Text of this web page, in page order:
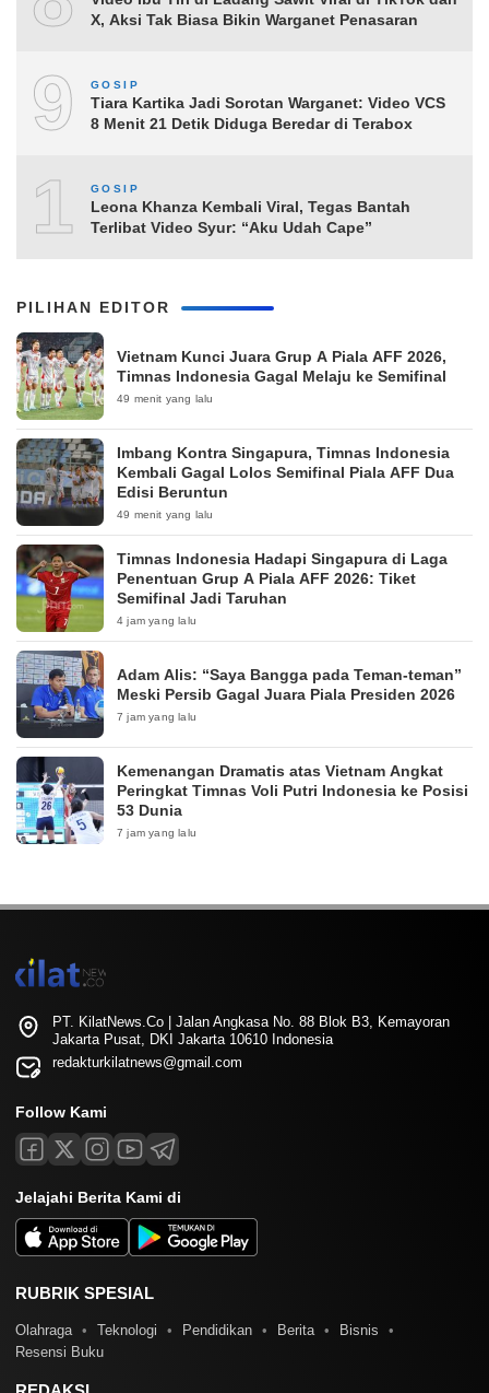
X, Aksi Tak Biasa Bikin Warganet Penasaran
9 GOSIP
Tiara Kartika Jadi Sorotan Warganet: Video VCS
8 Menit 21 Detik Diduga Beredar di Terabox
10
GOSIP
Leona Khanza Kembali Viral, Tegas Bantah
Terlibat Video Syur: “Aku Udah Cape”
PILIHAN EDITOR
Vietnam Kunci Juara Grup A Piala AFF 2026,
Timnas Indonesia Gagal Melaju ke Semifinal
49 menit yang lalu
Imbang Kontra Singapura, Timnas Indonesia
Kembali Gagal Lolos Semifinal Piala AFF Dua
Edisi Beruntun
49 menit yang lalu
Timnas Indonesia Hadapi Singapura di Laga
Penentuan Grup A Piala AFF 2026: Tiket
Semifinal Jadi Taruhan
4 jam yang lalu
Adam Alis: “Saya Bangga pada Teman-teman”
Meski Persib Gagal Juara Piala Presiden 2026
7 jam yang lalu
Kemenangan Dramatis atas Vietnam Angkat
Peringkat Timnas Voli Putri Indonesia ke Posisi
53 Dunia
7 jam yang lalu
PT. KilatNews.Co | Jalan Angkasa No. 88 Blok B3, Kemayoran
Jakarta Pusat, DKI Jakarta 10610 Indonesia
redakturkilatnews@gmail.com
Follow Kami
Jelajahi Berita Kami di
RUBRIK SPESIAL
Olahraga Teknologi Pendidikan Berita
Bisnis
Resensi Buku